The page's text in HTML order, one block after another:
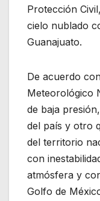
Protección
cielo nublado
Guanajuato.
De acuerdo
Meteorológico
de baja
del país y otro
del territorio
con
atmósfera y
Golfo de